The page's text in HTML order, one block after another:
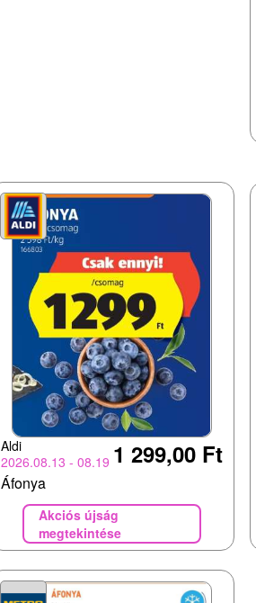
Aldi
2026.08.13 - 08.19 1 299,00 Ft
Áfonya
Akciós újság
megtekintése